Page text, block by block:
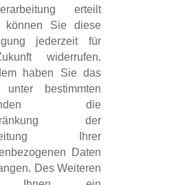
erteilt
können Sie diese
jederzeit für
widerrufen.
haben Sie das
unter bestimmten
die
der
Ihrer
Daten
Des Weiteren